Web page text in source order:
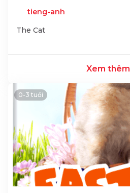
tieng-anh
The Cat
Xem thêm
0-3 tuổi